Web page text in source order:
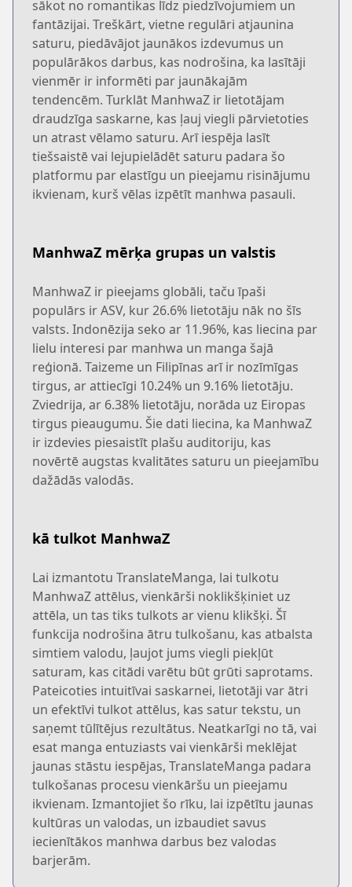
sākot no romantikas līdz piedzīvojumiem un
fantāzijai. Treškārt, vietne regulāri atjaunina
saturu, piedāvājot jaunākos izdevumus un
populārākos darbus, kas nodrošina, ka lasītāji
vienmēr ir informēti par jaunākajām
tendencēm. Turklāt ManhwaZ ir lietotājam
draudzīga saskarne, kas ļauj viegli pārvietoties
un atrast vēlamo saturu. Arī iespēja lasīt
tiešsaistē vai lejupielādēt saturu padara šo
platformu par elastīgu un pieejamu risinājumu
ikvienam, kurš vēlas izpētīt manhwa pasauli.
ManhwaZ mērķa grupas un valstis
ManhwaZ ir pieejams globāli, taču īpaši
populārs ir ASV, kur 26.6% lietotāju nāk no šīs
valsts. Indonēzija seko ar 11.96%, kas liecina par
lielu interesi par manhwa un manga šajā
reģionā. Taizeme un Filipīnas arī ir nozīmīgas
tirgus, ar attiecīgi 10.24% un 9.16% lietotāju.
Zviedrija, ar 6.38% lietotāju, norāda uz Eiropas
tirgus pieaugumu. Šie dati liecina, ka ManhwaZ
ir izdevies piesaistīt plašu auditoriju, kas
novērtē augstas kvalitātes saturu un pieejamību
dažādās valodās.
kā tulkot ManhwaZ
Lai izmantotu TranslateManga, lai tulkotu
ManhwaZ attēlus, vienkārši noklikšķiniet uz
attēla, un tas tiks tulkots ar vienu klikšķi. Šī
funkcija nodrošina ātru tulkošanu, kas atbalsta
simtiem valodu, ļaujot jums viegli piekļūt
saturam, kas citādi varētu būt grūti saprotams.
Pateicoties intuitīvai saskarnei, lietotāji var ātri
un efektīvi tulkot attēlus, kas satur tekstu, un
saņemt tūlītējus rezultātus. Neatkarīgi no tā, vai
esat manga entuziasts vai vienkārši meklējat
jaunas stāstu iespējas, TranslateManga padara
tulkošanas procesu vienkāršu un pieejamu
ikvienam. Izmantojiet šo rīku, lai izpētītu jaunas
kultūras un valodas, un izbaudiet savus
iecienītākos manhwa darbus bez valodas
barjerām.